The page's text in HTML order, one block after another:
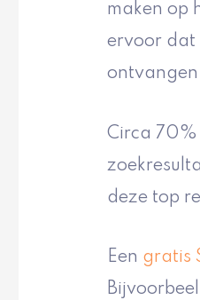
maken op
ervoor dat
Circa 70%
deze top
Een gratis